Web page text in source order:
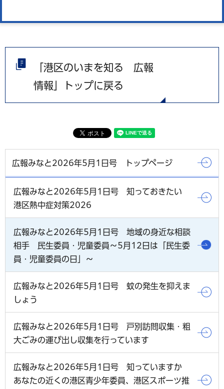
「港区のいまを知る 広報
情報」トップに戻る
広報みなと2026年5月1日号 トップページ
広報みなと2026年5月1日号 知っておきたい
港区熱中症対策2026
広報みなと2026年5月1日号 地域の身近な相談
相手 民生委員・児童委員～5月12日は「民生委
員・児童委員の日」～
広報みなと2026年5月1日号 蚊の発生を抑えま
しょう
広報みなと2026年5月1日号 戸別訪問収集・粗
大ごみの運び出し収集を行っています
広報みなと2026年5月1日号 知っていますか
あなたの近くの港区青少年委員、港区スポーツ推